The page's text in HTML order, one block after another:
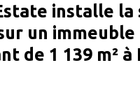
installe la
un immeuble
de 1 139 m²